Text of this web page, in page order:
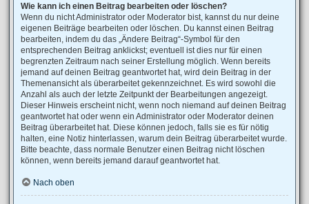
Wie kann ich einen Beitrag bearbeiten oder löschen?
Wenn du nicht Administrator oder Moderator bist, kannst du nur deine
eigenen Beiträge bearbeiten oder löschen. Du kannst einen Beitrag
bearbeiten, indem du das „Ändere Beitrag“-Symbol für den
entsprechenden Beitrag anklickst; eventuell ist dies nur für einen
begrenzten Zeitraum nach seiner Erstellung möglich. Wenn bereits
jemand auf deinen Beitrag geantwortet hat, wird dein Beitrag in der
Themenansicht als überarbeitet gekennzeichnet. Es wird sowohl die
Anzahl als auch der letzte Zeitpunkt der Bearbeitungen angezeigt.
Dieser Hinweis erscheint nicht, wenn noch niemand auf deinen Beitrag
geantwortet hat oder wenn ein Administrator oder Moderator deinen
Beitrag überarbeitet hat. Diese können jedoch, falls sie es für nötig
halten, eine Notiz hinterlassen, warum dein Beitrag überarbeitet wurde.
Bitte beachte, dass normale Benutzer einen Beitrag nicht löschen
können, wenn bereits jemand darauf geantwortet hat.
Nach oben